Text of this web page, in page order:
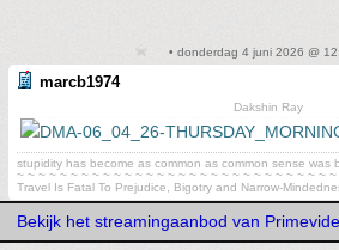
• donderdag 4 juni 2026 @
marcb1974
Dakshin Ray
stupidity has become as common as common sense was
~ ~ ~ ~ ~ ~ ~ ~ ~ ~ ~ ~ ~ ~ ~ ~ ~ ~ ~ ~ ~ ~ ~ ~ ~ ~ ~ ~ ~ ~
Travel Is Fatal To Prejudice, Bigotry and Narrow-
Bekijk het streamingaanbod van